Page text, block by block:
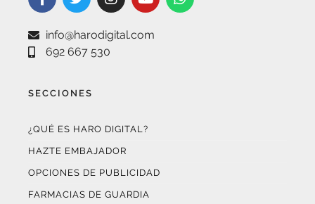
info@harodigital.com
692 667 530
SECCIONES
¿QUÉ ES HARO DIGITAL?
HAZTE EMBAJADOR
OPCIONES DE PUBLICIDAD
FARMACIAS DE GUARDIA